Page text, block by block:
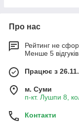
Про нас
Рейтинг не
Менше 5
Працює з
м. Суми
п-кт. Лушпи 8,
Контакти